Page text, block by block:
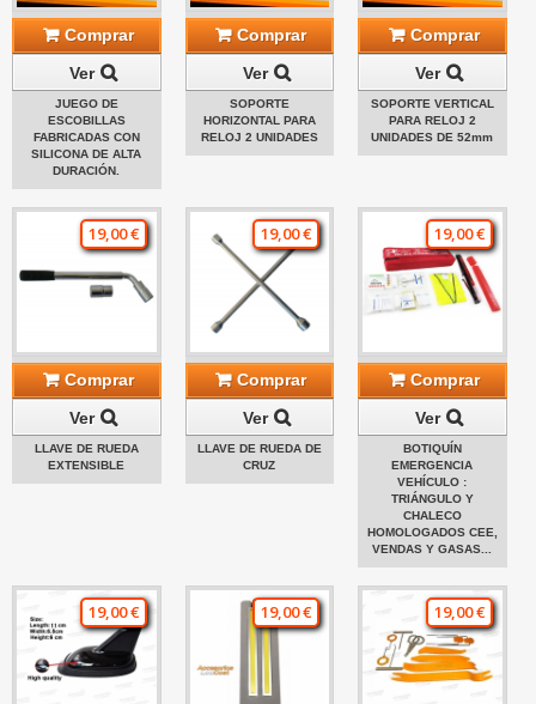
Comprar
Ver
JUEGO DE
ESCOBILLAS
FABRICADAS CON
SILICONA DE ALTA
DURACIÓN.
Comprar
Ver
SOPORTE
HORIZONTAL PARA
RELOJ 2 UNIDADES
Comprar
Ver
SOPORTE VERTICAL
PARA RELOJ 2
UNIDADES DE 52mm
19,00 €
Comprar
Ver
LLAVE DE RUEDA
EXTENSIBLE
19,00 €
Comprar
Ver
LLAVE DE RUEDA DE
CRUZ
19,00 €
Comprar
Ver
BOTIQUÍN
EMERGENCIA
VEHÍCULO :
TRIÁNGULO Y
CHALECO
HOMOLOGADOS CEE,
VENDAS Y GASAS...
19,00 € 19,00 € 19,00 €